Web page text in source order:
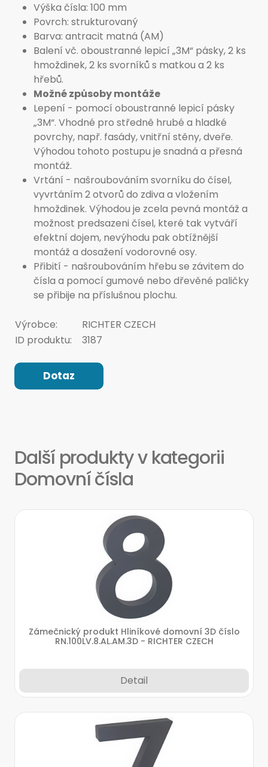
Výška čísla: 100 mm
Povrch: strukturovaný
Barva: antracit matná (AM)
Balení vč. oboustranné lepicí „3M“ pásky, 2 ks
hmoždinek, 2 ks svorníků s matkou a 2 ks
hřebů.
Možné způsoby montáže
Lepení - pomocí oboustranné lepicí pásky
„3M“. Vhodné pro středně hrubé a hladké
povrchy, např. fasády, vnitřní stěny, dveře.
Výhodou tohoto postupu je snadná a přesná
montáž.
Vrtání - našroubováním svorníku do čísel,
vyvrtáním 2 otvorů do zdiva a vložením
hmoždinek. Výhodou je zcela pevná montáž a
možnost predsazeni čísel, které tak vytváří
efektní dojem, nevýhodu pak obtížnější
montáž a dosažení vodorovné osy.
Přibití - našroubováním hřebu se závitem do
čísla a pomocí gumové nebo dřevěné paličky
se přibije na příslušnou plochu.
Výrobce:
RICHTER CZECH
ID produktu:
3187
Dotaz
Další produkty v kategorii
Domovní čísla
Zámečnický produkt Hliníkové domovní 3D číslo
RN.100LV.8.AL.AM.3D - RICHTER CZECH
Detail